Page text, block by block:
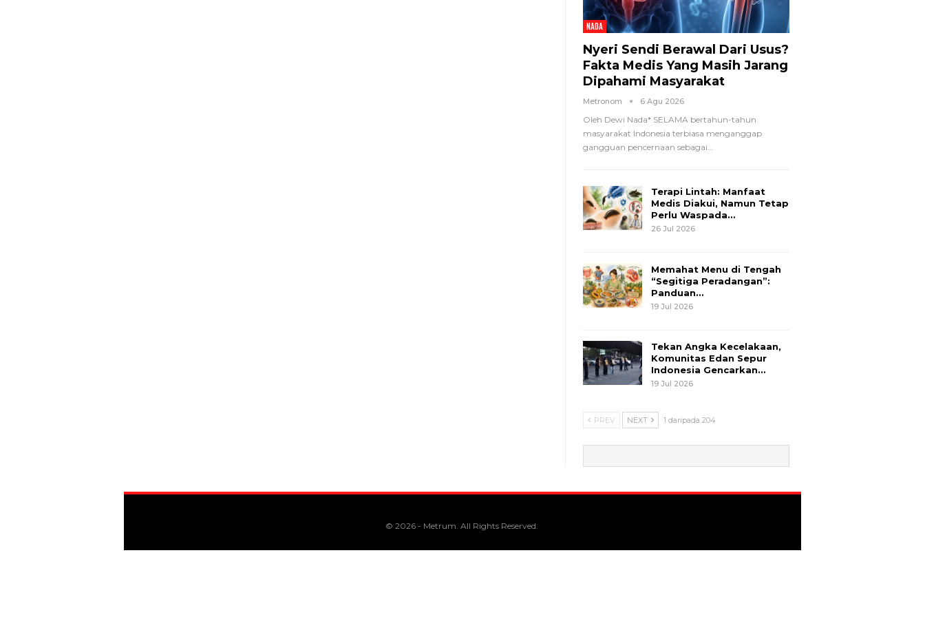
NADA
Nyeri Sendi Berawal Dari Usus?
Fakta Medis Yang Masih Jarang
Dipahami Masyarakat
Metronom 6 Agu 2026
Oleh Dewi Nada* SELAMA bertahun-tahun
masyarakat Indonesia terbiasa menganggap
gangguan pencernaan sebagai…
Terapi Lintah: Manfaat
Medis Diakui, Namun Tetap
Perlu Waspada…
26 Jul 2026
Memahat Menu di Tengah
“Segitiga Peradangan”:
Panduan…
19 Jul 2026
Tekan Angka Kecelakaan,
Komunitas Edan Sepur
Indonesia Gencarkan…
19 Jul 2026
PREV NEXT 1 daripada 204
© 2026 - Metrum. All Rights Reserved.